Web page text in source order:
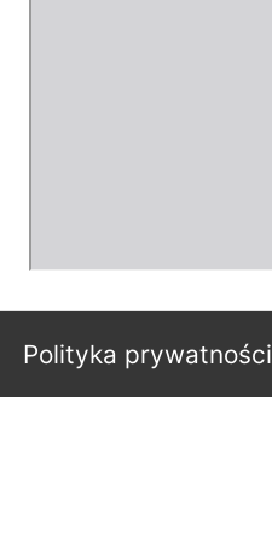
Polityka prywatności